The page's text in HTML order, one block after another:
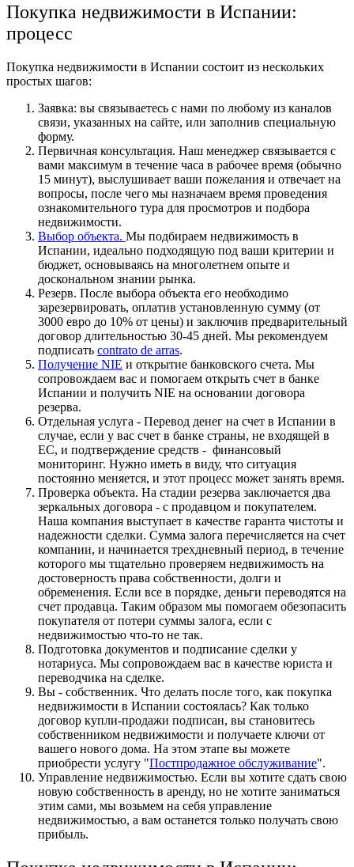
Покупка недвижимости в Испании:
процесс
Покупка недвижимости в Испании состоит из нескольких
простых шагов:
Заявка: вы связываетесь с нами по любому из каналов
связи, указанных на сайте, или заполнив специальную
форму.
Первичная консультация. Наш менеджер связывается с
вами максимум в течение часа в рабочее время (обычно
15 минут), выслушивает ваши пожелания и отвечает на
вопросы, после чего мы назначаем время проведения
ознакомительного тура для просмотров и подбора
недвижимости.
Выбор объекта. Мы подбираем недвижимость в
Испании, идеально подходящую под ваши критерии и
бюджет, основываясь на многолетнем опыте и
доскональном знании рынка.
Резерв. После выбора объекта его необходимо
зарезервировать, оплатив установленную сумму (от
3000 евро до 10% от цены) и заключив предварительный
договор длительностью 30-45 дней. Мы рекомендуем
подписать contrato de arras.
Получение NIE и открытие банковского счета. Мы
сопровождаем вас и помогаем открыть счет в банке
Испании и получить NIE на основании договора
резерва.
Отдельная услуга - Перевод денег на счет в Испании в
случае, если у вас счет в банке страны, не входящей в
ЕС, и подтверждение средств - финансовый
мониторинг. Нужно иметь в виду, что ситуация
постоянно меняется, и этот процесс может занять время.
Проверка объекта. На стадии резерва заключается два
зеркальных договора - с продавцом и покупателем.
Наша компания выступает в качестве гаранта чистоты и
надежности сделки. Сумма залога перечисляется на счет
компании, и начинается трехдневный период, в течение
которого мы тщательно проверяем недвижимость на
достоверность права собственности, долги и
обременения. Если все в порядке, деньги переводятся на
счет продавца. Таким образом мы помогаем обезопасить
покупателя от потери суммы залога, если с
недвижимостью что-то не так.
Подготовка документов и подписание сделки у
нотариуса. Мы сопровождаем вас в качестве юриста и
переводчика на сделке.
Вы - собственник. Что делать после того, как покупка
недвижимости в Испании состоялась? Как только
договор купли-продажи подписан, вы становитесь
собственником недвижимости и получаете ключи от
вашего нового дома. На этом этапе вы можете
приобрести услугу "Постпродажное обслуживание".
Управление недвижимостью. Если вы хотите сдать свою
новую собственность в аренду, но не хотите заниматься
этим сами, мы возьмем на себя управление
недвижимостью, а вам останется только получать свою
прибыль.